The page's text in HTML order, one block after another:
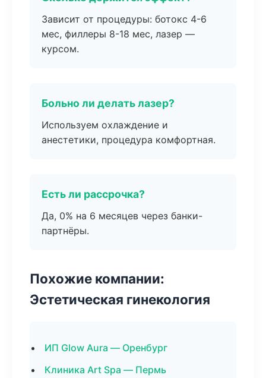
Зависит от процедуры: ботокс 4-6
мес, филлеры 8-18 мес, лазер —
курсом.
Больно ли делать лазер?
Используем охлаждение и
анестетики, процедура комфортная.
Есть ли рассрочка?
Да, 0% на 6 месяцев через банки-
партнёры.
Похожие компании:
Эстетическая гинекология
ИП Glow Aura — Оренбург
Клиника Art Spa — Пермь